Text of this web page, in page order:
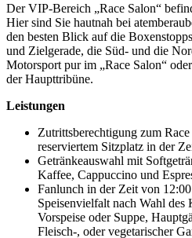
Der VIP-Bereich „Race Salon“
Hier sind Sie hautnah bei
den besten Blick auf die
und Zielgerade, die Süd- und die
Motorsport pur im „Race Salon“
der Haupttribüne.
Leistungen
Zutrittsberechtigung zum
reserviertem Sitzplatz in der
Getränkeauswahl mit
Kaffee, Cappuccino und
Fanlunch in der Zeit von
Speisenvielfalt nach Wahl des
Vorspeise oder Suppe,
Fleisch-, oder vegetarischer